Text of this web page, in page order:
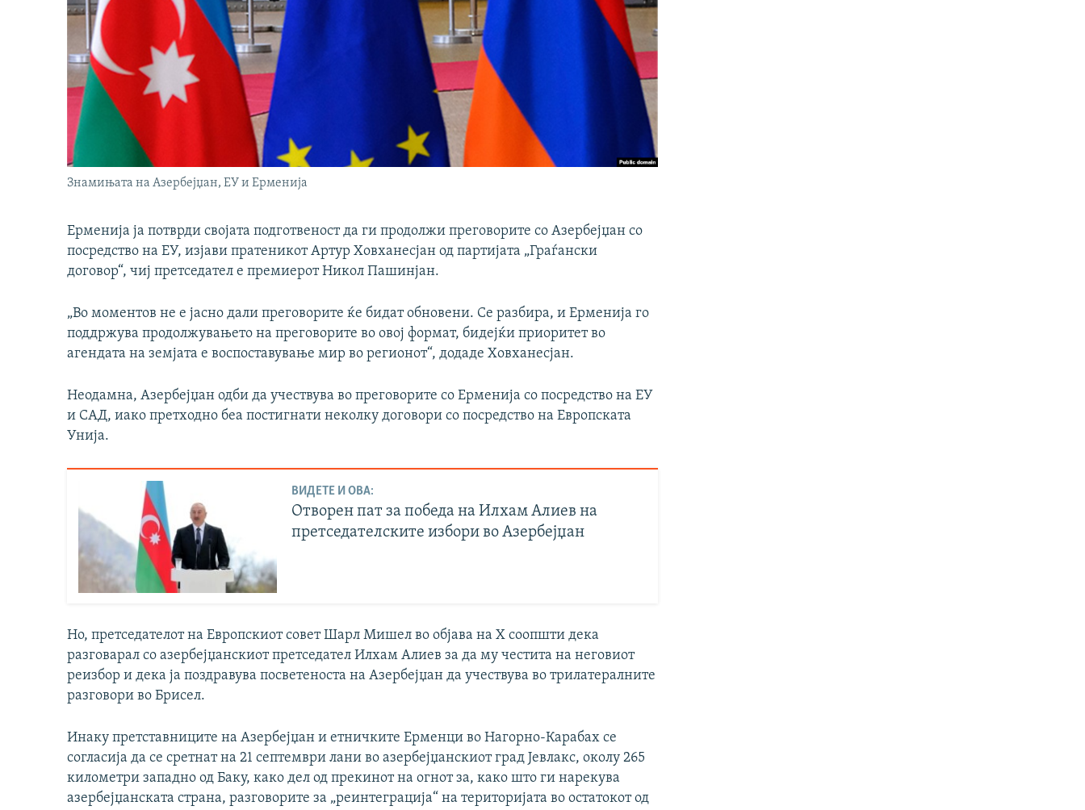
Знамињата на Азербејџан, ЕУ и Ерменија
Ерменија ја потврди својата подготвеност да ги продолжи преговорите со Азербејџан со
посредство на ЕУ, изјави пратеникот Артур Ховханесјан од партијата „Граѓански
договор“, чиј претседател е премиерот Никол Пашинјан.
„Во моментов не е јасно дали преговорите ќе бидат обновени. Се разбира, и Ерменија го
поддржува продолжувањето на преговорите во овој формат, бидејќи приоритет во
агендата на земјата е воспоставување мир во регионот“, додаде Ховханесјан.
Неодамна, Азербејџан одби да учествува во преговорите со Ерменија со посредство на ЕУ
и САД, иако претходно беа постигнати неколку договори со посредство на Европската
Унија.
ВИДЕТЕ И ОВА:
Отворен пат за победа на Илхам Алиев на
претседателските избори во Азербејџан
Но, претседателот на Европскиот совет Шарл Мишел во објава на X соопшти дека
разговарал со азербејџанскиот претседател Илхам Алиев за да му честита на неговиот
реизбор и дека ја поздравува посветеноста на Азербејџан да учествува во трилатералните
разговори во Брисел.
Инаку претставниците на Азербејџан и етничките Ерменци во Нагорно-Карабах се
согласија да се сретнат на 21 септември лани во азербејџанскиот град Јевлакс, околу 265
километри западно од Баку, како дел од прекинот на огнот за, како што ги нарекува
азербејџанската страна, разговорите за „реинтеграција“ на територијата во остатокот од